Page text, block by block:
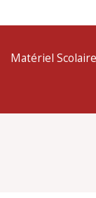
Matériel Scolaire